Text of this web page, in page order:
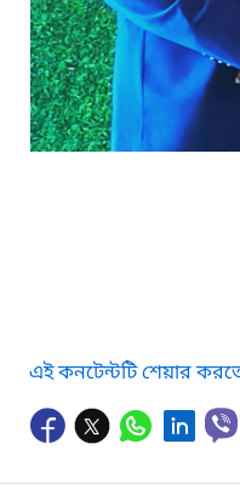
এই কনটেন্টটি শেয়ার